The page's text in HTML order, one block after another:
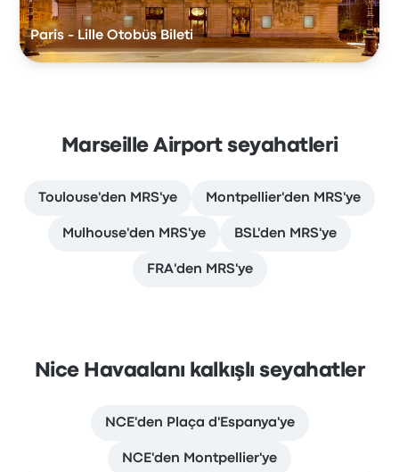
Paris - Lille Otobüs Bileti
Marseille Airport seyahatleri
Toulouse'den MRS'ye Montpellier'den MRS'ye
Mulhouse'den MRS'ye BSL'den MRS'ye
FRA'den MRS'ye
Nice Havaalanı kalkışlı seyahatler
NCE'den Plaça d'Espanya'ye
NCE'den Montpellier'ye